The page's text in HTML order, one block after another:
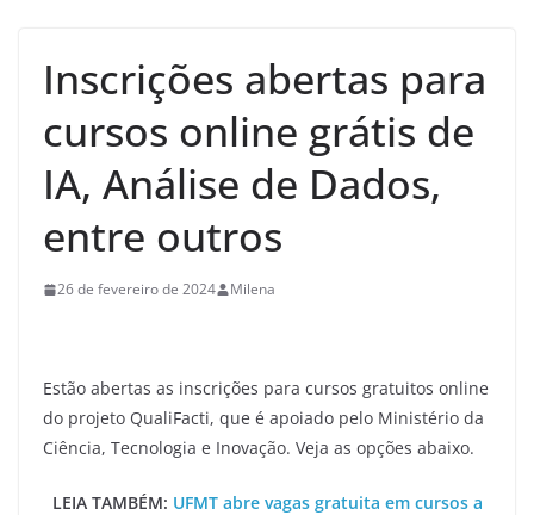
Inscrições abertas para
cursos online grátis de
IA, Análise de Dados,
entre outros
26 de fevereiro de 2024 Milena
Estão abertas as inscrições para cursos gratuitos online
do projeto QualiFacti, que é apoiado pelo Ministério da
Ciência, Tecnologia e Inovação. Veja as opções abaixo.
LEIA TAMBÉM: UFMT abre vagas gratuita em cursos a